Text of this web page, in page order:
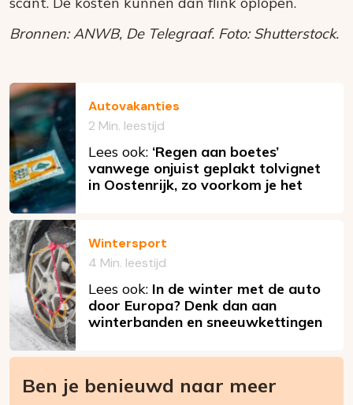
Bronnen: ANWB, De Telegraaf. Foto: Shutterstock.
Autovakanties
2 Min. leestijd
Lees ook: ‘Regen aan boetes’
vanwege onjuist geplakt tolvignet
in Oostenrijk, zo voorkom je het
Wintersport
4 Min. leestijd
Lees ook: In de winter met de auto
door Europa? Denk dan aan
winterbanden en sneeuwkettingen
Ben je benieuwd naar meer